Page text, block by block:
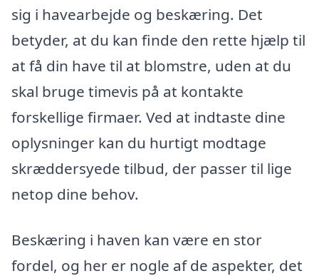
sig i havearbejde og beskæring. Det
betyder, at du kan finde den rette hjælp til
at få din have til at blomstre, uden at du
skal bruge timevis på at kontakte
forskellige firmaer. Ved at indtaste dine
oplysninger kan du hurtigt modtage
skræddersyede tilbud, der passer til lige
netop dine behov.
Beskæring i haven kan være en stor
fordel, og her er nogle af de aspekter, det